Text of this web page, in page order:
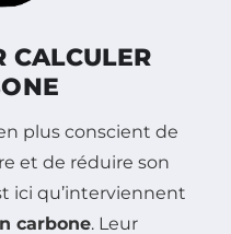
CALCULER
plus conscient de
et de réduire son
ici qu’interviennent
carbone. Leur